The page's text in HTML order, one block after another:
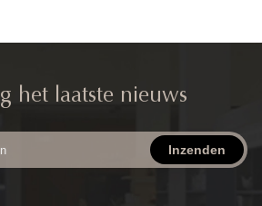
het laatste nieuws
Inzenden